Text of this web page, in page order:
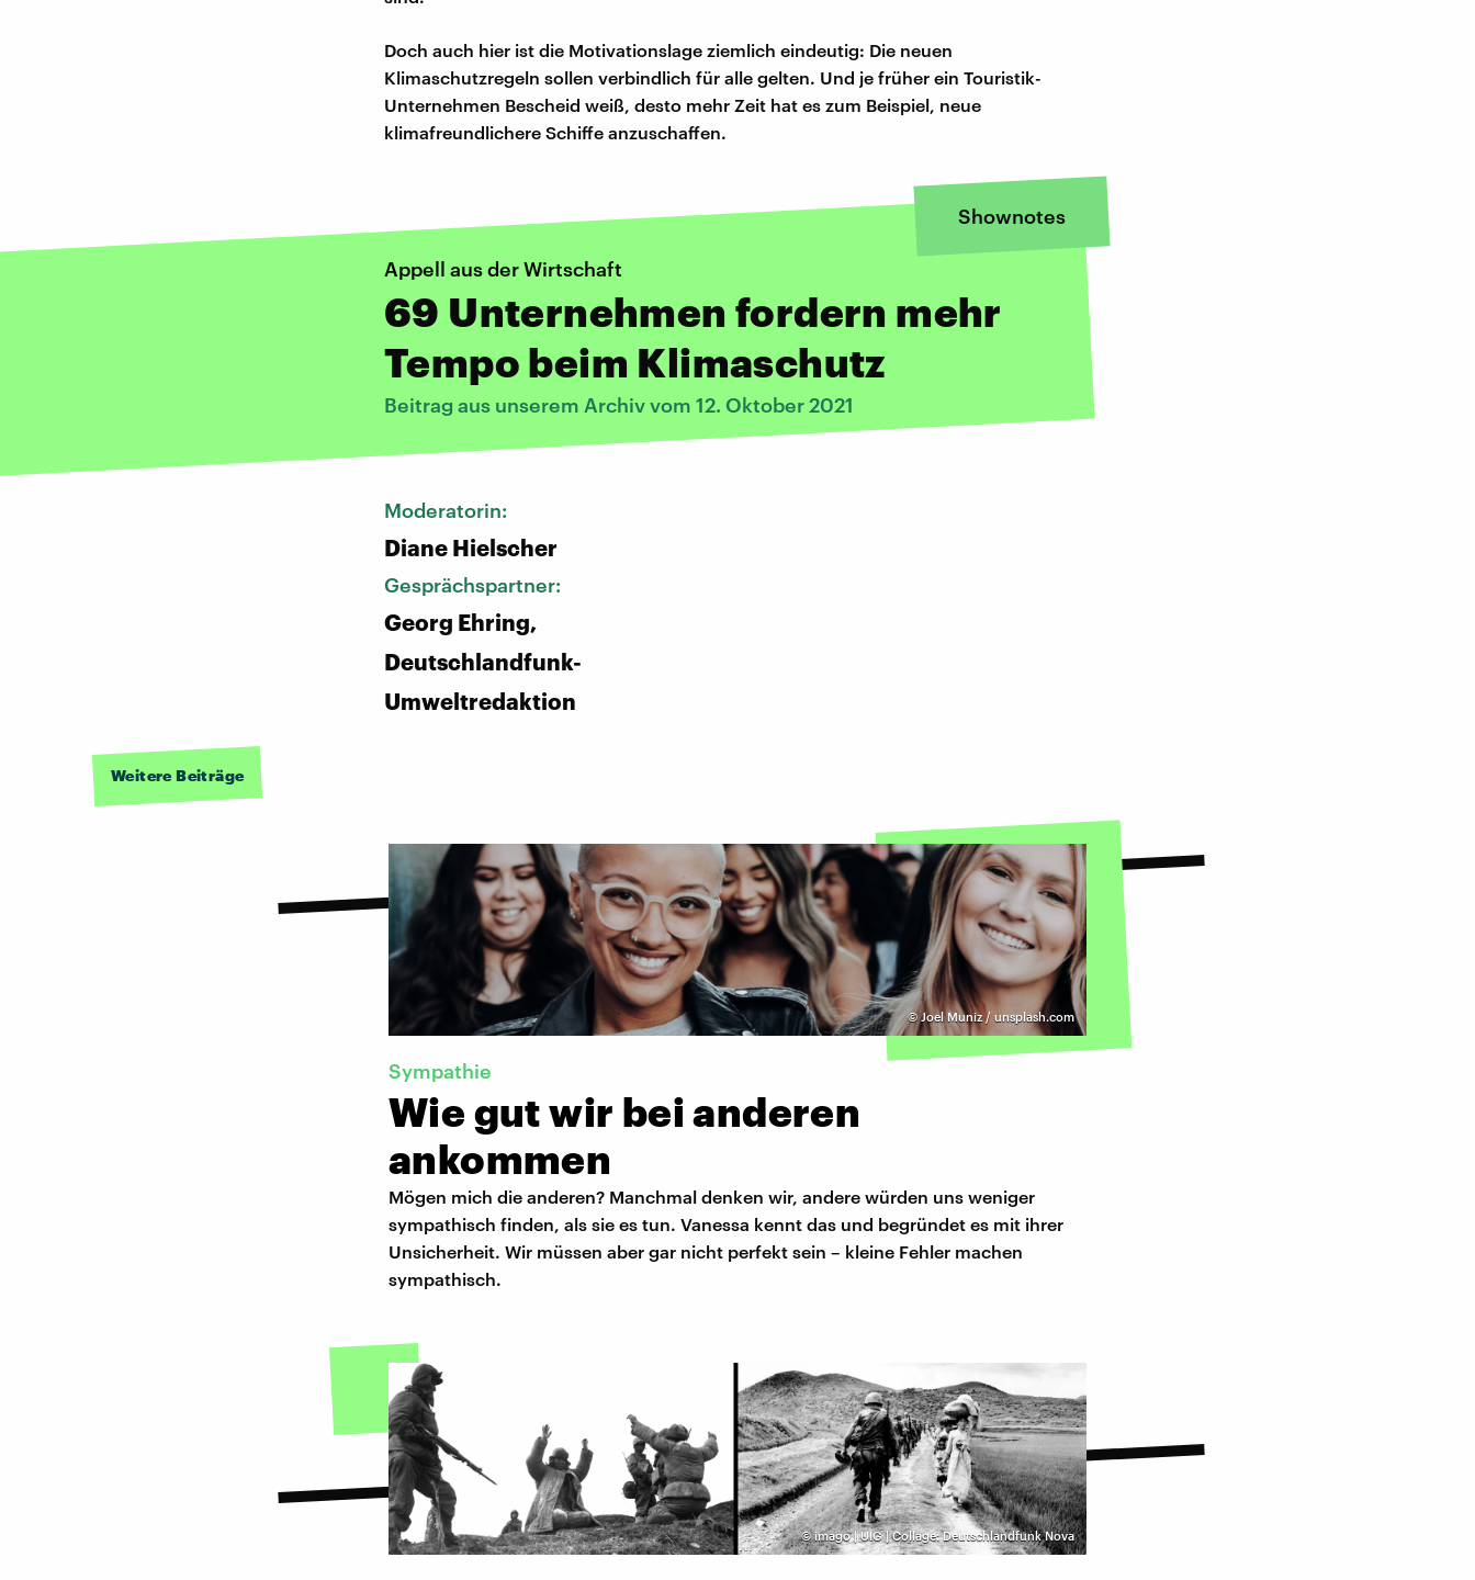
Doch auch hier ist die Motivationslage ziemlich eindeutig: Die neuen
Klimaschutzregeln sollen verbindlich für alle gelten. Und je früher ein Touristik-
Unternehmen Bescheid weiß, desto mehr Zeit hat es zum Beispiel, neue
klimafreundlichere Schiffe anzuschaffen.
Shownotes
Appell aus der Wirtschaft
69 Unternehmen fordern mehr
Tempo beim Klimaschutz
Beitrag aus unserem Archiv vom 12. Oktober 2021
Moderatorin:
Diane Hielscher
Gesprächspartner:
Georg Ehring,
Deutschlandfunk-
Umweltredaktion
Weitere Beiträge
©Joel Muniz / unsplash.com
Sympathie
Wie gut wir bei anderen
ankommen
Mögen mich die anderen? Manchmal denken wir, andere würden uns weniger
sympathisch finden, als sie es tun. Vanessa kennt das und begründet es mit ihrer
Unsicherheit. Wir müssen aber gar nicht perfekt sein – kleine Fehler machen
sympathisch.
©imago | UIG | Collage: Deutschlandfunk Nova